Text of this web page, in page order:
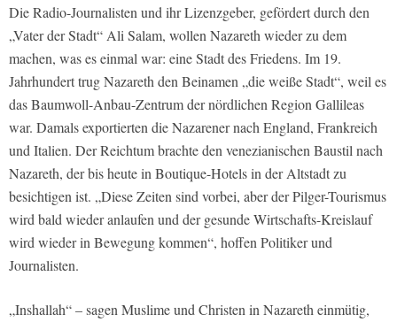
Die Radio-Journalisten und ihr Lizenzgeber, gefördert durch den
„Vater der Stadt“ Ali Salam, wollen Nazareth wieder zu dem
machen, was es einmal war: eine Stadt des Friedens. Im 19.
Jahrhundert trug Nazareth den Beinamen „die weiße Stadt“, weil es
das Baumwoll-Anbau-Zentrum der nördlichen Region Gallileas
war. Damals exportierten die Nazarener nach England, Frankreich
und Italien. Der Reichtum brachte den venezianischen Baustil nach
Nazareth, der bis heute in Boutique-Hotels in der Altstadt zu
besichtigen ist. „Diese Zeiten sind vorbei, aber der Pilger-Tourismus
wird bald wieder anlaufen und der gesunde Wirtschafts-Kreislauf
wird wieder in Bewegung kommen“, hoffen Politiker und
Journalisten.
„Inshallah“ – sagen Muslime und Christen in Nazareth einmütig,